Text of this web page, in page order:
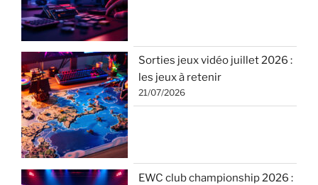
Sorties jeux vidéo juillet 2026 :
les jeux à retenir
21/07/2026
EWC club championship 2026 :